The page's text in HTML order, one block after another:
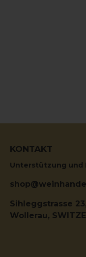
KONTAKT
Unterstützung und
Sihleggstrasse
Wollerau,